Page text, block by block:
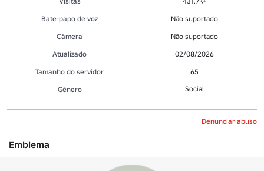
Bate-papo de voz
Não suportado
Câmera
Não suportado
Atualizado
02/08/2026
Tamanho do servidor
65
Gênero
Social
Denunciar abuso
Emblema